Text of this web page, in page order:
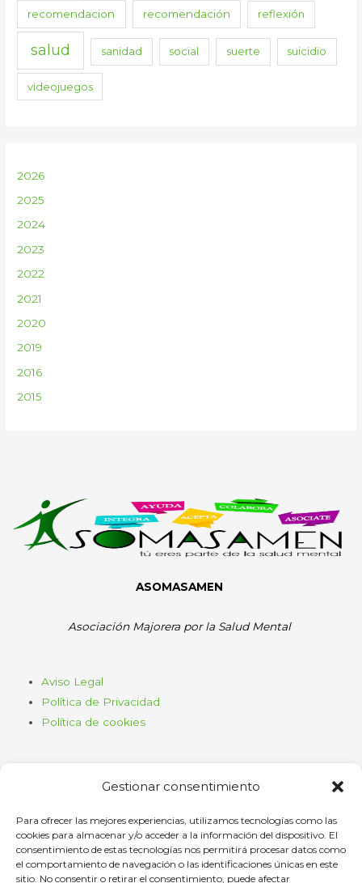
Gestionar consentimiento
Para ofrecer las mejores experiencias, utilizamos tecnologías como las
cookies para almacenar y/o acceder a la información del dispositivo. El
consentimiento de estas tecnologías nos permitirá procesar datos como
el comportamiento de navegación o las identificaciones únicas en este
sitio. No consentir o retirar el consentimiento, puede afectar
recomendacion recomendación reflexión
salud sanidad social suerte suicidio
videojuegos
2026
2025
2024
2023
2022
2021
2020
2019
2016
2015
ASOMASAMEN
Asociación Majorera por la Salud Mental
Aviso Legal
Política de Privacidad
Política de cookies
Haz clic para aceptar cookies de
marketing y permitir este contenido